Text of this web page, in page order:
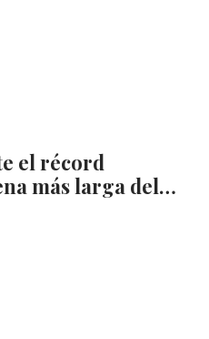
el récord
más larga del…